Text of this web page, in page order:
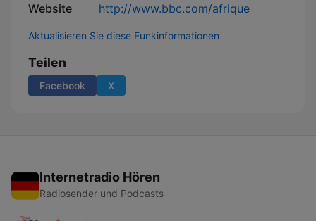
Website http://www.bbc.com/afrique
Aktualisieren Sie diese Funkinformationen
Teilen
Facebook X
Internetradio Hören
Radiosender und Podcasts